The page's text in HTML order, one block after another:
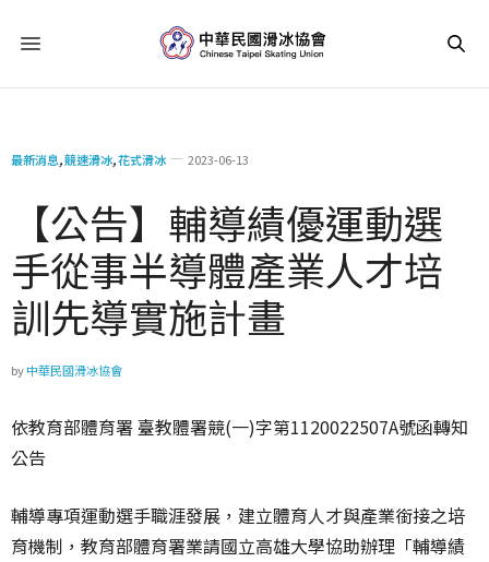
最新消息,競速滑冰,花式滑冰 2023-06-13
【公告】輔導績優運動選
手從事半導體產業人才培
訓先導實施計畫
by中華民國滑冰協會
依教育部體育署 臺教體署競(一)字第1120022507A號函轉知
公告
輔導專項運動選手職涯發展，建立體育人才與產業銜接之培
育機制，教育部體育署業請國立高雄大學協助辦理「輔導績